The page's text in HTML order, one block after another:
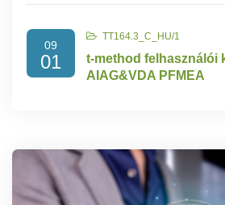
09
01
TT164.3_C_HU/1
t-method felhasználói
AIAG&VDA PFMEA